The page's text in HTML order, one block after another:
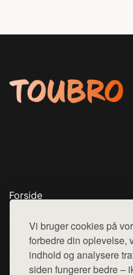
Vi bruger cookies på
forbedre din oplevelse,
indhold og analysere
siden fungerer bedre –
Forside
Top Rabatter
Blog
Kontakt